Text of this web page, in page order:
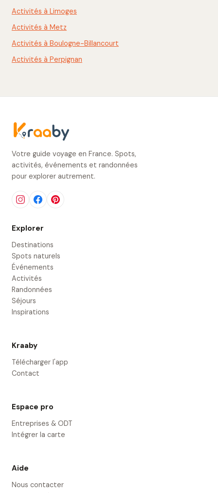
Activités à Limoges
Activités à Metz
Activités à Boulogne-Billancourt
Activités à Perpignan
Votre guide voyage en France. Spots,
activités, événements et randonnées
pour explorer autrement.
Explorer
Destinations
Spots naturels
Événements
Activités
Randonnées
Séjours
Inspirations
Kraaby
Télécharger l'app
Contact
Espace pro
Entreprises & ODT
Intégrer la carte
Aide
Nous contacter